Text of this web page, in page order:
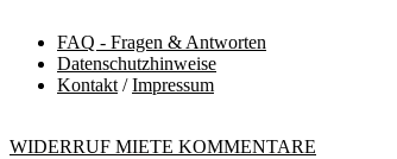
FAQ - Fragen & Antworten
Datenschutzhinweise
Kontakt /Impressum
WIDERRUF MIETE KOMMENTARE